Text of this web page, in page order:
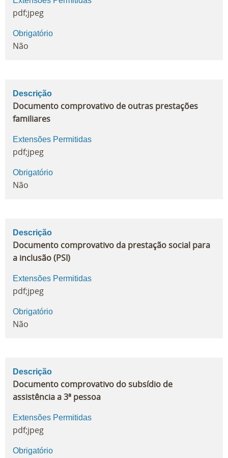
pdf;jpeg
Obrigatório
Não
Descrição
Documento comprovativo de outras prestações
familiares
Extensões Permitidas
pdf;jpeg
Obrigatório
Não
Descrição
Documento comprovativo da prestação social para
a inclusão (PSI)
Extensões Permitidas
pdf;jpeg
Obrigatório
Não
Descrição
Documento comprovativo do subsídio de
assistência a 3ª pessoa
Extensões Permitidas
pdf;jpeg
Obrigatório